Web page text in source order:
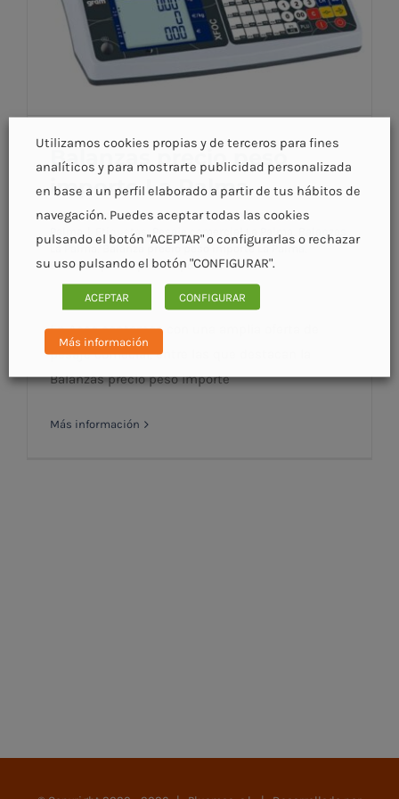
Balanzas precio peso importe La Palma
Balanzas precio peso
importe La Palma
Categorías:Balanza precio peso importe La
Palma
Etiquetas: Pesaje comercial La Palma
Balanzas
La Palma
Balanza precio peso importe La Palma
Balanzas precio peso importe La Palma
En Acco contamos con una amplia oferta de
pesaje comecial, entre las que destacan la
Balanzas precio peso importe
Más información
Utilizamos cookies propias y de terceros para fines
analíticos y para mostrarte publicidad personalizada
en base a un perfil elaborado a partir de tus hábitos de
navegación. Puedes aceptar todas las cookies
pulsando el botón "ACEPTAR" o configurarlas o rechazar
su uso pulsando el botón "CONFIGURAR".
ACEPTAR CONFIGURAR
Más información